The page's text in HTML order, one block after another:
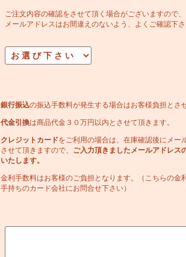
ご注文内容の確認をさせて頂く場合がございますので、
メールアドレスはお間違えのないよう、よくご確認下
銀行振込の振込手数料が発生する場合はお客様負担とさ
代金引換は商品代金３０万円以内とさせて頂きます。
クレジットカードをご利用の場合は、在庫確認後にメー
させて頂きますので、
ご入力頂きましたメールアドレス
いたします。
金利手数料はお客様のご負担となります。（こちらの金
手持ちのカード会社にお問合せ下さい）